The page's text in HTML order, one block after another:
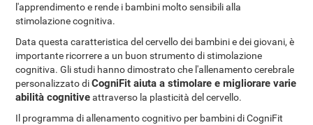
l'apprendimento e rende i bambini molto sensibili alla
stimolazione cognitiva.
Data questa caratteristica del cervello dei bambini e dei giovani, è
importante ricorrere a un buon strumento di stimolazione
cognitiva. Gli studi hanno dimostrato che l'allenamento cerebrale
personalizzato diCogniFit aiuta a stimolare e migliorare varie
abilità cognitiveattraverso la plasticità del cervello.
Il programma di allenamento cognitivo per bambini di CogniFit